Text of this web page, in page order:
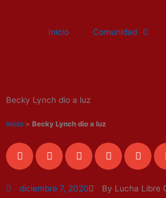
Inicio Comunidad
Becky Lynch dio a luz
Inicio > Becky Lynch dio a luz
diciembre 7, 2020 By Lucha Libre